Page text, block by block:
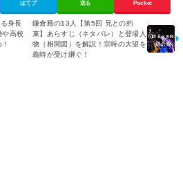
はてブ 送る Pocket
身長
や高校
鎌倉殿の13人【第5回 兄との約
束】あらすじ（ネタバレ）と登場人
物（相関図）を解説！宗時の大望を
義時が受け継ぐ！